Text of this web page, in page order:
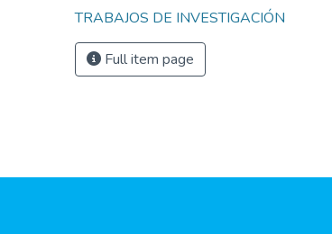
TRABAJOS DE INVESTIGACIÓN
Full item page